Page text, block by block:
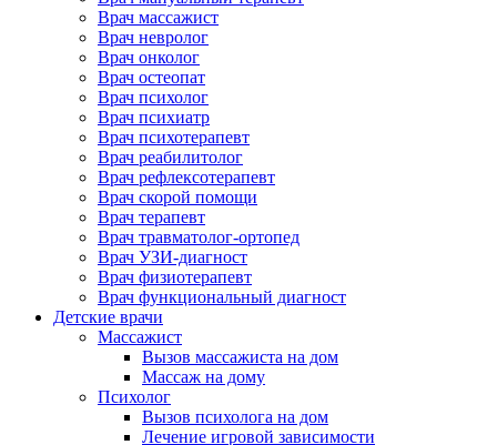
Врач массажист
Врач невролог
Врач онколог
Врач остеопат
Врач психолог
Врач психиатр
Врач психотерапевт
Врач реабилитолог
Врач рефлексотерапевт
Врач скорой помощи
Врач терапевт
Врач травматолог-ортопед
Врач УЗИ-диагност
Врач физиотерапевт
Врач функциональный диагност
Детские врачи
Массажист
Вызов массажиста на дом
Массаж на дому
Психолог
Вызов психолога на дом
Лечение игровой зависимости